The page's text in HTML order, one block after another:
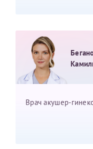
Врач акушер-